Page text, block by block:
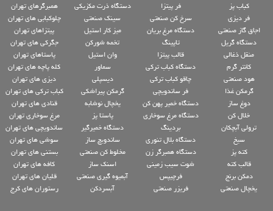
کباب پز
فر دیزی
اجاق گاز صنعتی
دستگاه گریل
منقل ذغالی
کانتر گرم
هود صنعتی
گرمکن غذا
دوغ ساز
خلال کن
ترولی آبچکان
سیخ
کته پز
قالب کته
دمکن برنج
یخچال صنعتی
فر پیتزا
سرخ کن صنعتی
دستگاه مرغ بریان
تاپینگ
قالب پیتزا
دستگاه کباب ترکی
چاقو کباب ترکی
فر ساندویچی
دستگاه خمیر پهن کن
دستگاه مرغ سوخاری
بردینگ
دستگاه بلال تنوری
دستگاه همبرگر زن
شوت سیب زمینی
فرچیپس
فریزر صنعتی
دستگاه ذرت مکزیکی
سینک صنعتی
میز کار استیل
تخمه شورکن
وان استیل
سماور
دیسپلی
گرمکن پیراشکی
یخچال نوشابه
پاستا پز
دستگاه خمیرگیر
ساندویچ ساز
مخلوط کن صنعتی
اسنک ساز
آبمیوه گیری صنعتی
آبسردکن
همبرگرهای تهران
چلوکبابی های تهران
پیتزاهای تهران
جگرکی های تهران
پاستاهای تهران
کله پاچه های تهران
دیزی های تهران
کباب ترکی های تهران
قنادی های تهران
مرغ سوخاری تهران
ساندویچی های تهران
سوشی های تهران
بستنی های تهران
کافه های تهران
قلیان های تهران
رستوران های کرج